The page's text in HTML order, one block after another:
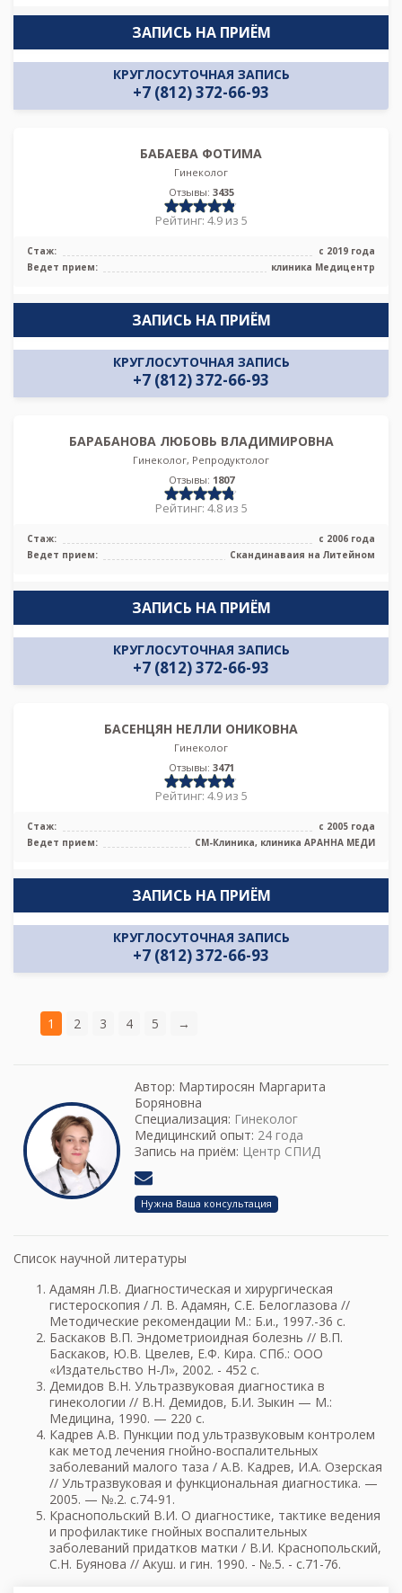
ЗАПИСЬ НА ПРИЁМ
КРУГЛОСУТОЧНАЯ ЗАПИСЬ
+7 (812) 372-66-93
БАБАЕВА ФОТИМА
Гинеколог
Отзывы: 3435
Рейтинг: 4.9 из 5
Стаж:
с 2019 года
Ведет прием:
клиника Медицентр
ЗАПИСЬ НА ПРИЁМ
КРУГЛОСУТОЧНАЯ ЗАПИСЬ
+7 (812) 372-66-93
БАРАБАНОВА ЛЮБОВЬ ВЛАДИМИРОВНА
Гинеколог, Репродуктолог
Отзывы: 1807
Рейтинг: 4.8 из 5
Стаж:
с 2006 года
Ведет прием:
Скандинаваия на Литейном
ЗАПИСЬ НА ПРИЁМ
КРУГЛОСУТОЧНАЯ ЗАПИСЬ
+7 (812) 372-66-93
БАСЕНЦЯН НЕЛЛИ ОНИКОВНА
Гинеколог
Отзывы: 3471
Рейтинг: 4.9 из 5
Стаж:
с 2005 года
Ведет прием:
СМ-Клиника, клиника АРАННА МЕДИ
ЗАПИСЬ НА ПРИЁМ
КРУГЛОСУТОЧНАЯ ЗАПИСЬ
+7 (812) 372-66-93
1 2 3 4 5 →
Автор: Мартиросян Маргарита
Боряновна
Специализация: Гинеколог
Медицинский опыт: 24 года
Запись на приём: Центр СПИД
Нужна Ваша консультация
Список научной литературы
Адамян Л.В. Диагностическая и хирургическая
гистероскопия / Л. В. Адамян, С.Е. Белоглазова //
Методические рекомендации М.: Б.и., 1997.-36 с.
Баскаков В.П. Эндометриоидная болезнь // В.П.
Баскаков, Ю.В. Цвелев, Е.Ф. Кира. СПб.: ООО
«Издательство Н-Л», 2002. - 452 с.
Демидов В.Н. Ультразвуковая диагностика в
гинекологии // В.Н. Демидов, Б.И. Зыкин — М.:
Медицина, 1990. — 220 с.
Кадрев A.B. Пункции под ультразвуковым контролем
как метод лечения гнойно-воспалительных
заболеваний малого таза / A.B. Кадрев, И.А. Озерская
// Ультразвуковая и функциональная диагностика. —
2005. — №.2. с.74-91.
Краснопольский В.И. О диагностике, тактике ведения
и профилактике гнойных воспалительных
заболеваний придатков матки / В.И. Краснопольский,
С.Н. Буянова // Акуш. и гин. 1990. - №.5. - с.71-76.